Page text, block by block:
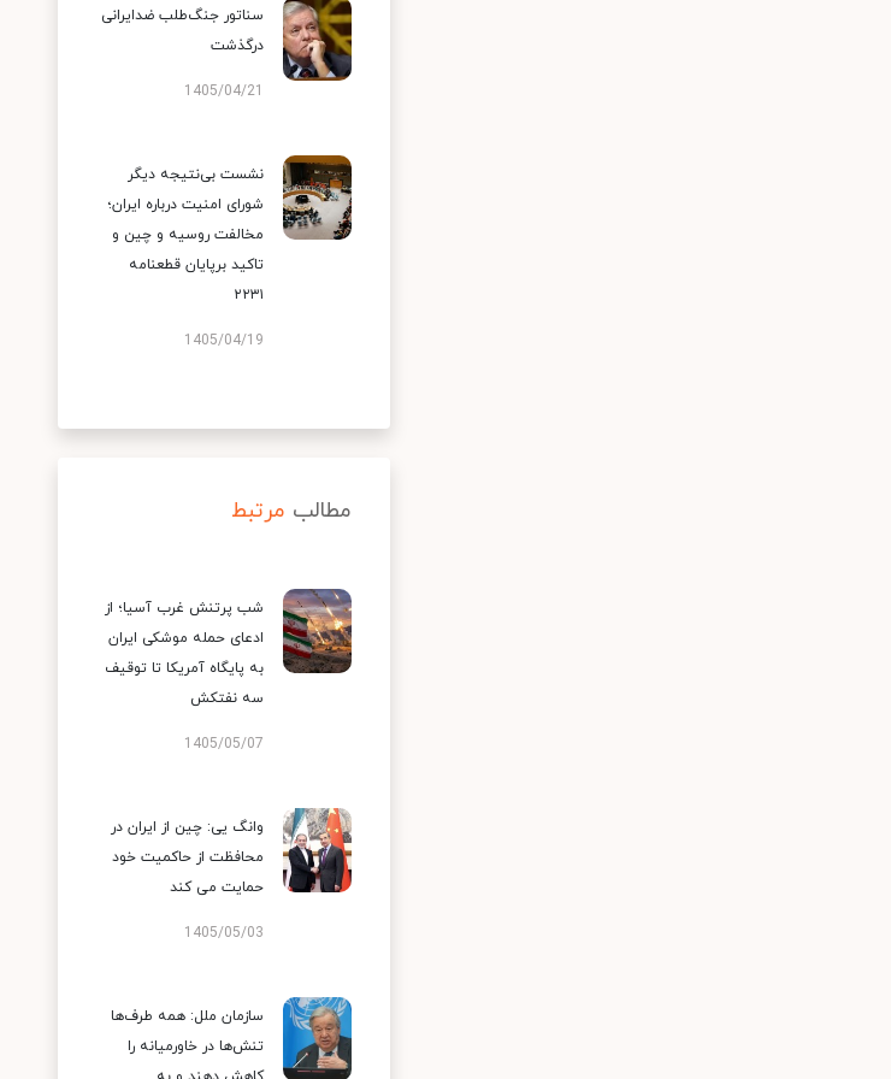
سناتور جنگ‌طلب ضدایرانی
درگذشت
1405/04/21
نشست بی‌نتیجه دیگر
شورای امنیت درباره ایران؛
مخالفت روسیه و چین و
تاکید برپایان قطعنامه
۲۲۳۱
1405/04/19
مطالب مرتبط
شب پرتنش غرب آسیا؛ از
ادعای حمله موشکی ایران
به پایگاه آمریکا تا توقیف
سه نفتکش
1405/05/07
وانگ یی: چین از ایران در
محافظت از حاکمیت خود
حمایت می کند
1405/05/03
سازمان ملل: همه طرف‌ها
تنش‌ها در خاورمیانه را